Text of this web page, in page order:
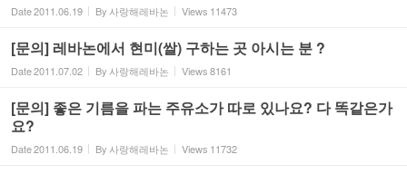
Date2011.06.19 By 사랑해레바논 Views 11473
[문의] 레바논에서 현미(쌀) 구하는 곳 아시는 분 ?
Date2011.07.02 By 사랑해레바논 Views8161
[문의] 좋은 기름을 파는 주유소가 따로 있나요? 다 똑같은가
요?
Date2011.06.19 By 사랑해레바논 Views 11732